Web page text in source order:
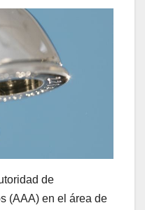
de
(AAA) en el área de